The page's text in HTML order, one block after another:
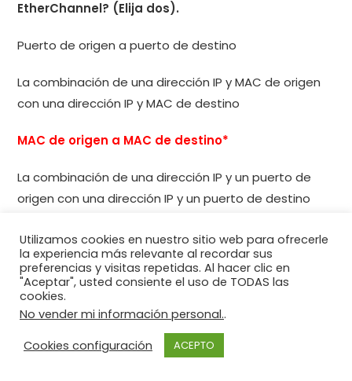
EtherChannel? (Elija dos).
Puerto de origen a puerto de destino
La combinación de una dirección IP y MAC de origen
con una dirección IP y MAC de destino
MAC de origen a MAC de destino*
La combinación de una dirección IP y un puerto de
origen con una dirección IP y un puerto de destino
IP de origen a IP de destino*
Explicación:Según la plataforma de hardware,
se pueden implementar uno o más métodos de
balanceo de carga. Estos métodos incluyen
balanceo de carga de MAC de origen a MAC de
Utilizamos cookies en nuestro sitio web para ofrecerle
la experiencia más relevante al recordar sus
preferencias y visitas repetidas. Al hacer clic en
"Aceptar", usted consiente el uso de TODAS las
cookies.
No vender mi información personal..
Cookies configuración
ACEPTO